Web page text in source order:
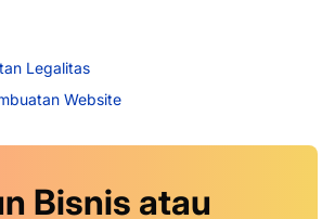
Legalitas
Website
Bisnis atau